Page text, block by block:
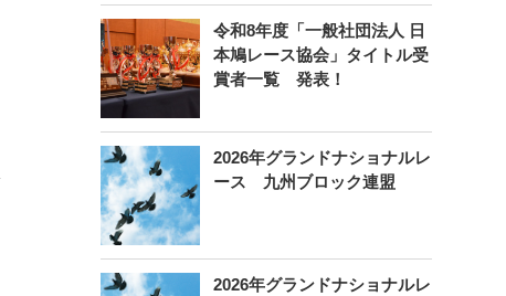
令和8年度「一般社団法人 日
本鳩レース協会」タイトル受
賞者一覧 発表！
2026年グランドナショナルレ
ース 九州ブロック連盟
2026年グランドナショナルレ